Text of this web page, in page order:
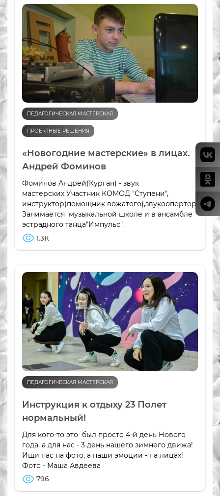
ПЕДАГОГИЧЕСКАЯ МАСТЕРСКАЯ
ПРОЕКТНЫЕ РЕШЕНИЯ
«Новогодние мастерские» в лицах.
Андрей Фоминов
Фоминов Андрей(Курган) - звук
мастерских Участник КОМОД "Ступени",
инструктор(помощник вожатого),звукоопертор.
Занимается музыкальной школе и в ансамбле
эстрадного танца"Импульс".
1.3К
ПЕДАГОГИЧЕСКАЯ МАСТЕРСКАЯ
Инструкция к отдыху 23 Полет
нормальный!
Для кого-то это был просто 4-й день Нового
года, а для нас - 3 день нашего зимнего движа!
Ищи нас на фото, а наши эмоции - на лицах!
Фото - Маша Авдеева
796